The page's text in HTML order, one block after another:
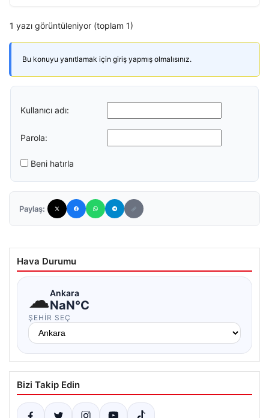
1 yazı görüntüleniyor (toplam 1)
Bu konuyu yanıtlamak için giriş yapmış olmalısınız.
Kullanıcı adı:
Parola:
Beni hatırla
Paylaş:
Hava Durumu
☁Ankara
NaN°C
ŞEHIR SEÇ
Bizi Takip Edin